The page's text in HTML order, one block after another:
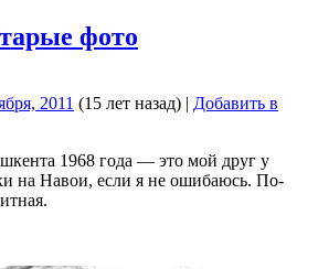
фото
2011 (15 лет назад) | Добавить в
1968 года — это мой друг у
на Навои, если я не ошибаюсь. По-